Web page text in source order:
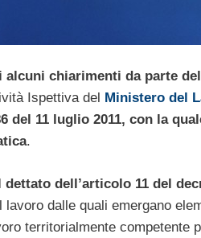
chiarimenti da parte
Ispettiva del Ministero del
del 11 luglio 2011, con la
.
dell’articolo 11 del
dalle quali emergano
territorialmente competente